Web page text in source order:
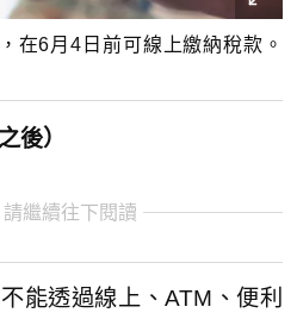
在6月4日前可線上繳納稅款。
後）
繼續往下閱讀
能透過線上、ATM、便利